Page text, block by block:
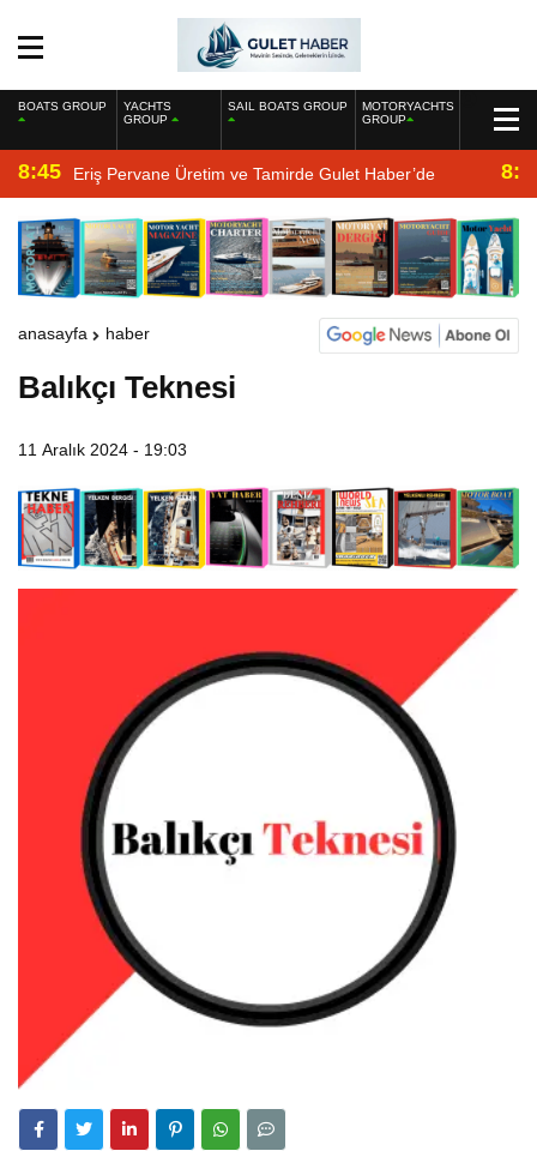
BOATS GROUP
YACHTS
GROUP
SAIL BOATS GROUP
MOTORYACHTS
GROUP
8:45 Eriş Pervane Üretim ve Tamirde Gulet Haber’de
anasayfa haber
Balıkçı Teknesi
11 Aralık 2024 - 19:03